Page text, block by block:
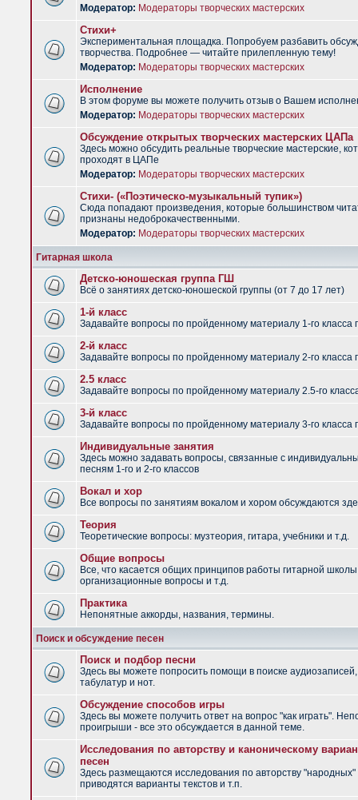
Модератор: Модераторы творческих мастерских
Стихи+
Экспериментальная площадка. Попробуем разбавить
творчества. Подробнее — читайте прилепленную тему!
Модератор: Модераторы творческих мастерских
Исполнение
В этом форуме вы можете получить отзыв о Вашем
Модератор: Модераторы творческих мастерских
Обсуждение открытых творческих мастерских ЦАПа
Здесь можно обсудить реальные творческие мастерские,
проходят в ЦАПе
Модератор: Модераторы творческих мастерских
Стихи- («Поэтическо-музыкальный тупик»)
Сюда попадают произведения, которые большинством
признаны недоброкачественными.
Модератор: Модераторы творческих мастерских
Гитарная школа
Детско-юношеская группа ГШ
Всё о занятиях детско-юношеской группы (от 7 до 17 лет)
1-й класс
Задавайте вопросы по пройденному материалу 1-го класса
2-й класс
Задавайте вопросы по пройденному материалу 2-го класса
2.5 класс
Задавайте вопросы по пройденному материалу 2.5-го
3-й класс
Задавайте вопросы по пройденному материалу 3-го класса
Индивидуальные занятия
Здесь можно задавать вопросы, связанные с
песням 1-го и 2-го классов
Вокал и хор
Все вопросы по занятиям вокалом и хором обсуждаются
Теория
Теоретические вопросы: музтеория, гитара, учебники и т.д.
Общие вопросы
Все, что касается общих принципов работы гитарной
организационные вопросы и т.д.
Практика
Непонятные аккорды, названия, термины.
Поиск и обсуждение песен
Поиск и подбор песни
Здесь вы можете попросить помощи в поиске аудиозаписей,
табулатур и нот.
Обсуждение способов игры
Здесь вы можете получить ответ на вопрос "как играть".
проигрыши - все это обсуждается в данной теме.
Исследования по авторству и каноническому
песен
Здесь размещаются исследования по авторству "народных"
приводятся варианты текстов и т.п.